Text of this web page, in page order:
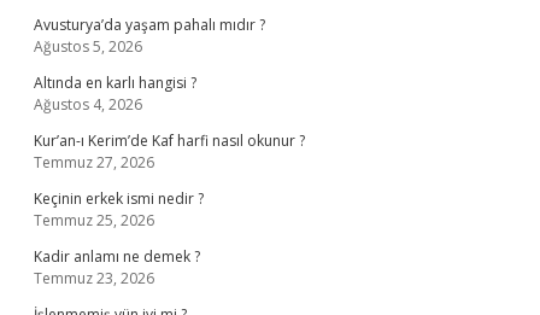
Avusturya’da yaşam pahalı mıdır ?
Ağustos 5, 2026
Altında en karlı hangisi ?
Ağustos 4, 2026
Kur’an-ı Kerim’de Kaf harfi nasıl okunur ?
Temmuz 27, 2026
Keçinin erkek ismi nedir ?
Temmuz 25, 2026
Kadir anlamı ne demek ?
Temmuz 23, 2026